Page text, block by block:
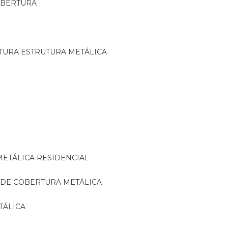
ESTRUTURA METÁLICA
RESIDENCIAL
DE COBERTURA METÁLICA